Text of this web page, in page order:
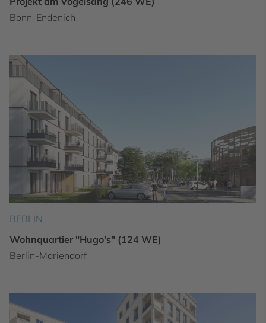
Bonn-Endenich
BERLIN
Wohnquartier "Hugo's" (124 WE)
Berlin-Mariendorf